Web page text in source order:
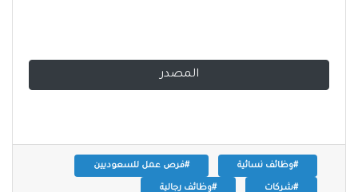
المصدر
#وظائف نسائية #فرص عمل للسعوديين
#شركات #وظائف رجالية